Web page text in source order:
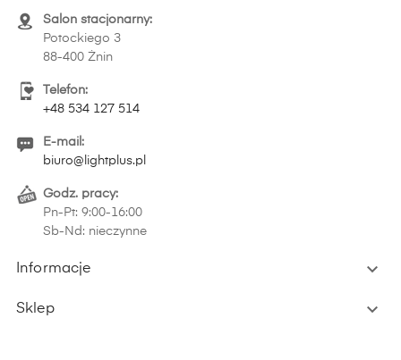
Salon stacjonarny:
Potockiego 3
88-400 Żnin
Telefon:
+48 534 127 514
E-mail:
biuro@lightplus.pl
Godz. pracy:
Pn-Pt: 9:00-16:00
Sb-Nd: nieczynne
Informacje 
Sklep 